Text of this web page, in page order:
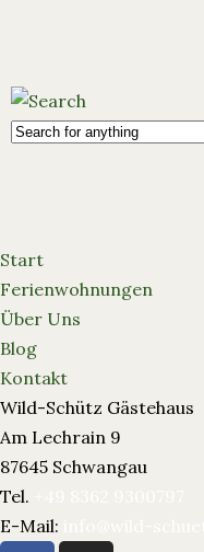
Start
Ferienwohnungen
Über Uns
Blog
Kontakt
Wild-Schütz Gästehaus
Am Lechrain 9
87645 Schwangau
Tel.
E-Mail: